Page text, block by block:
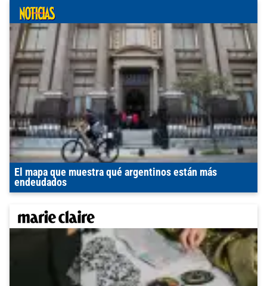
El mapa que muestra qué argentinos están más
endeudados